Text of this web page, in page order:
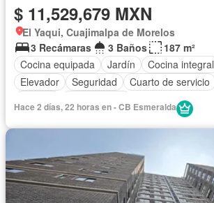
$ 11,529,679 MXN
El Yaqui, Cuajimalpa de Morelos
3 Recámaras
3 Baños
187 m²
Cocina equipada
Jardín Cocina integral
Elevador
Seguridad Cuarto de servicio
Hace 2 días, 22 horas en - CB Esmeralda